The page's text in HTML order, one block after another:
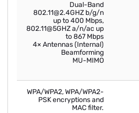
Dual-Band
802.11@2.4GHZ b/g/n
up to 400 Mbps,
802.11@5GHZ a/n/ac up
to 867 Mbps
4× Antennas (Internal)
Beamforming
MU-MIMO
WPA/WPA2, WPA/WPA2-
PSK encryptions and
MAC filter.